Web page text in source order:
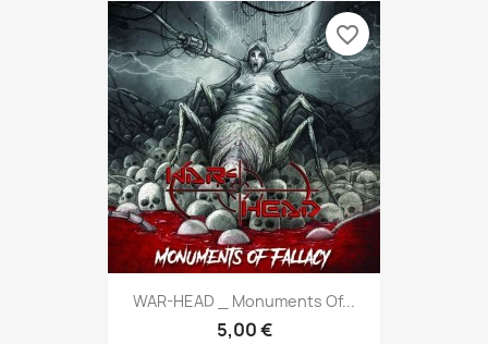
WAR-HEAD _ Monuments Of...
5,00 €
favorite_border